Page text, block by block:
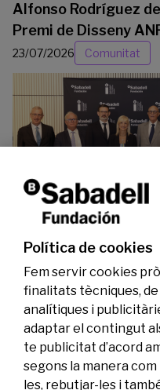
Alfonso Rodríguez de
Premi de Disseny
23/07/2026 Comunitat
La Fundació Banc
investigadors en els
genoma i l’energia
Política de cookies
Fem servir cookies
finalitats tècniques,
analítiques i
adaptar el contingut
te publicitat d’acord
segons la manera
les, rebutjar-les i